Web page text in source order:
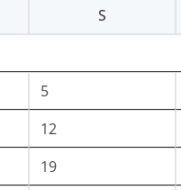
S
5
12
19